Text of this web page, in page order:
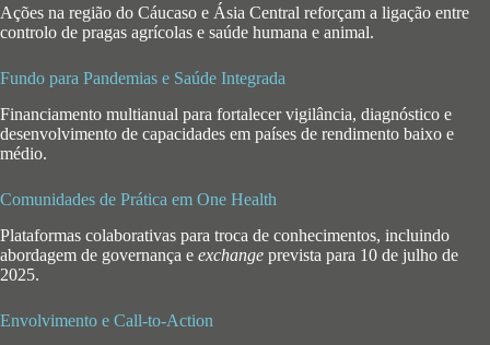
Ações na região do Cáucaso e Ásia Central reforçam a ligação entre
controlo de pragas agrícolas e saúde humana e animal.
Fundo para Pandemias e Saúde Integrada
Financiamento multianual para fortalecer vigilância, diagnóstico e
desenvolvimento de capacidades em países de rendimento baixo e
médio.
Comunidades de Prática em One Health
Plataformas colaborativas para troca de conhecimentos, incluindo
abordagem de governança e exchange prevista para 10 de julho de
2025.
Envolvimento e Call-to-Action